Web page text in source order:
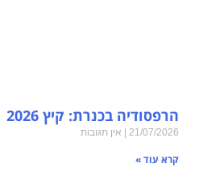
הרפסודיה בכנרת: קיץ 2026
21/07/2026 אין תגובות
קרא עוד »